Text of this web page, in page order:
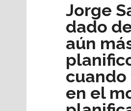
Jorge
dado
aún
en el